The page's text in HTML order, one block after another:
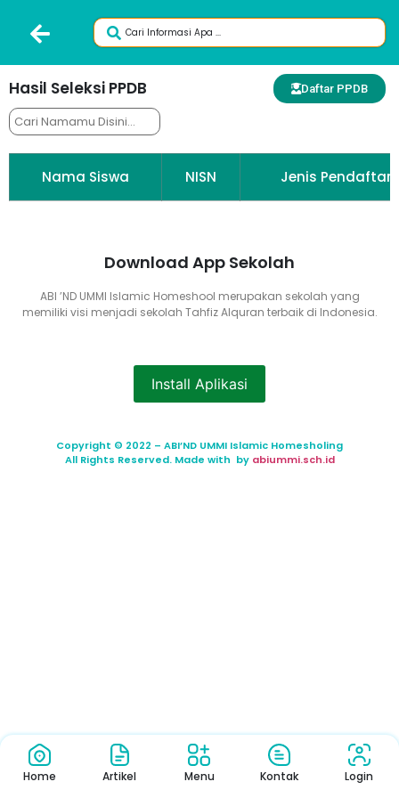
Hasil Seleksi PPDB Daftar PPDB
Nama Siswa NISN Jenis
Download App Sekolah
ABI ’ND UMMI Islamic Homeshool merupakan sekolah yang
memiliki visi menjadi sekolah Tahfiz Alquran terbaik di Indonesia.
Install Aplikasi
Copyright © 2022 – ABI’ND UMMI Islamic Homesholing
All Rights Reserved. Made with by abiummi.sch.id
Home Artikel Menu Kontak Login